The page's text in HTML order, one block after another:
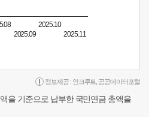
2025.09
2025.10
2025.11
정보제공 : 인크루트 공공데이터포털
을 기준으로 납부한 국민연금 총액을